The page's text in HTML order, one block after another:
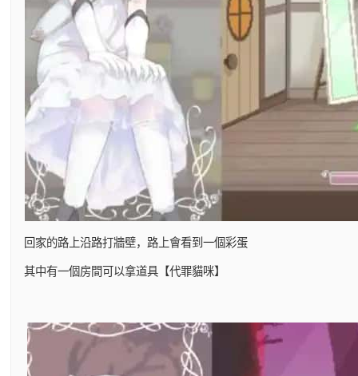
回家的路上沿路打牆壁，路上會看到一個彩蛋
其中有一個房間可以拿道具【代罪貓咪】